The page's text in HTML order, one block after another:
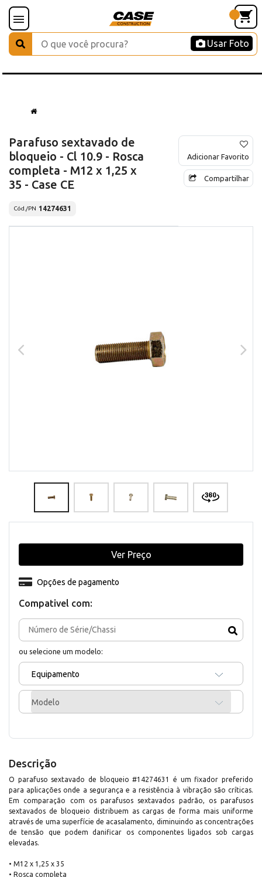
Usar Foto
Parafuso sextavado de
bloqueio - Cl 10.9 - Rosca
completa - M12 x 1,25 x
35 - Case CE
Cód./PN 14274631
Adicionar Favorito
Compartilhar
Compativel com:
ou selecione um modelo:
Equipamento
Modelo
Opções de pagamento
Ver Preço
Descrição
O parafuso sextavado de bloqueio #14274631 é um fixador preferido
para aplicações onde a segurança e a resistência à vibração são críticas.
Em comparação com os parafusos sextavados padrão, os parafusos
sextavados de bloqueio distribuem as cargas de forma mais uniforme
através de uma superfície de acasalamento, diminuindo as concentrações
de tensão que podem danificar os componentes ligados sob cargas
elevadas.
• M12 x 1,25 x 35
• Rosca completa